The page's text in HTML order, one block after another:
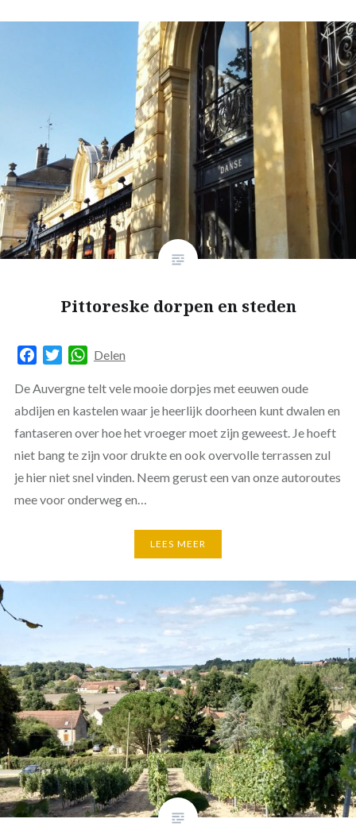
Pittoreske dorpen en steden
FacebookTwitterWhatsApp
Delen
De Auvergne telt vele mooie dorpjes met eeuwen oude
abdijen en kastelen waar je heerlijk doorheen kunt dwalen en
fantaseren over hoe het vroeger moet zijn geweest. Je hoeft
niet bang te zijn voor drukte en ook overvolle terrassen zul
je hier niet snel vinden. Neem gerust een van onze autoroutes
mee voor onderweg en…
LEES MEER